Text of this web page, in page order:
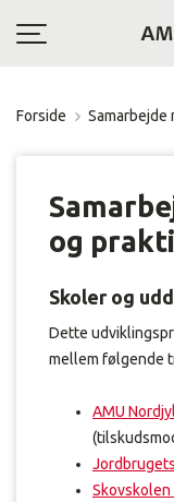
Toggle
Forside Samarbejde
og
Skoler og
Dette
mellem følgende
AMU
Skovskolen